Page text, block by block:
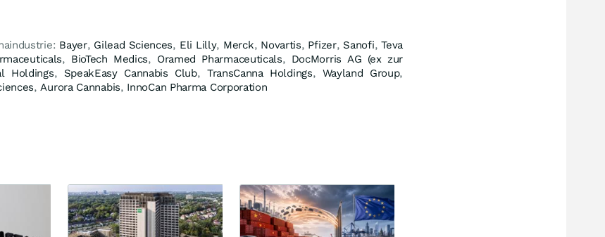
Bayer, Gilead Sciences, Eli Lilly, Merck, Novartis, Pfizer, Sanofi,Teva
, BioTech Medics, Oramed Pharmaceuticals, DocMorris AG (ex zur
Holdings, SpeakEasy Cannabis Club, TransCanna Holdings, Wayland Group,
,Aurora Cannabis, InnoCan Pharma Corporation